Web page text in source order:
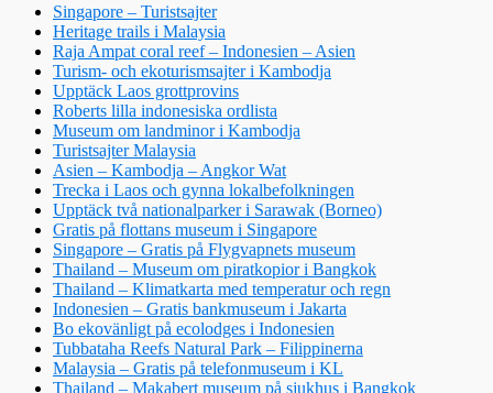
Singapore – Turistsajter
Heritage trails i Malaysia
Raja Ampat coral reef – Indonesien – Asien
Turism- och ekoturismsajter i Kambodja
Upptäck Laos grottprovins
Roberts lilla indonesiska ordlista
Museum om landminor i Kambodja
Turistsajter Malaysia
Asien – Kambodja – Angkor Wat
Trecka i Laos och gynna lokalbefolkningen
Upptäck två nationalparker i Sarawak (Borneo)
Gratis på flottans museum i Singapore
Singapore – Gratis på Flygvapnets museum
Thailand – Museum om piratkopior i Bangkok
Thailand – Klimatkarta med temperatur och regn
Indonesien – Gratis bankmuseum i Jakarta
Bo ekovänligt på ecolodges i Indonesien
Tubbataha Reefs Natural Park – Filippinerna
Malaysia – Gratis på telefonmuseum i KL
Thailand – Makabert museum på sjukhus i Bangkok